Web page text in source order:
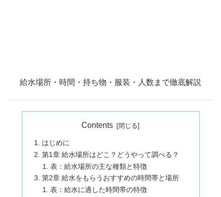
給水場所・時間・持ち物・服装・人数まで徹底解説
Contents
はじめに
第1章 給水場所はどこ？どうやって調べる？
表：給水場所の主な種類と特徴
第2章 給水をもらうおすすめの時間帯と場所
表：給水に適した時間帯の特徴